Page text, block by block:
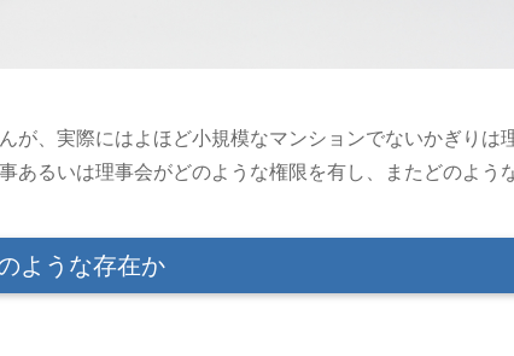
が、実際にはよほど小規模なマンションでないかぎりは
あるいは理事会がどのような権限を有し、またどのよう
ような存在か